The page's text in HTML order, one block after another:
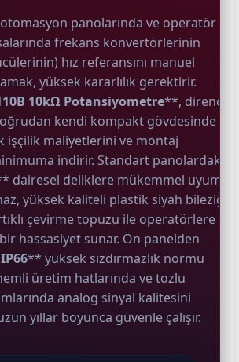
panolarında ve operatör
frekans konvertörlerinin
hız referansını manuel
yüksek kararlılık gerektirir.
10kΩ Potansiyometre**, direnç
kendi kompakt gövdesinde
işçilik maliyetlerini ve montaj
indirir. Standart panolardaki
dairesel deliklere mükemmel uyum
yüksek kaliteli plastik siyah bileziği
çevirme topuzu ile operatörlere
hassasiyet sunar. Ön panelden
IP66** yüksek sızdırmazlık normu
üretim hatlarında ve tozlu
analog sinyal kalitesini
yıllar boyunca güvenle çalışır.